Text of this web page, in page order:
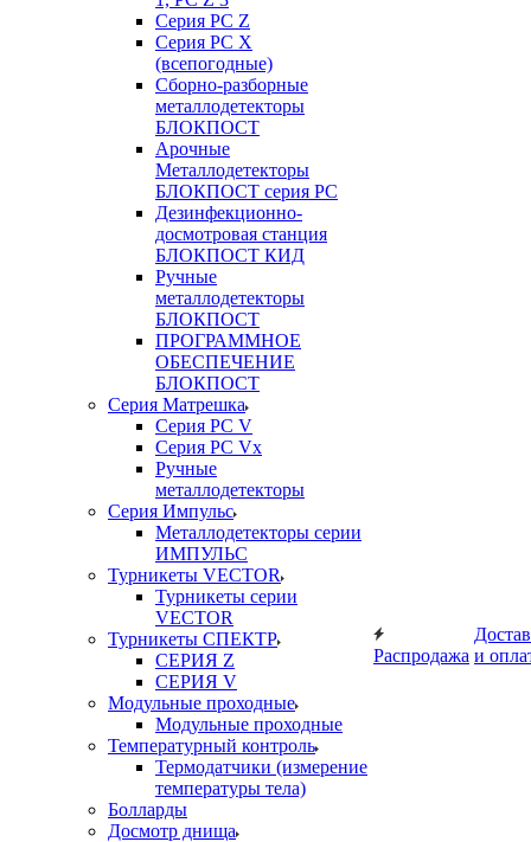
Серия РС Z
Серия РС X
(всепогодные)
Сборно-разборные
металлодетекторы
БЛОКПОСТ
Арочные
Металлодетекторы
БЛОКПОСТ серия РС
Дезинфекционно-
досмотровая станция
БЛОКПОСТ КИД
Ручные
металлодетекторы
БЛОКПОСТ
ПРОГРАММНОЕ
ОБЕСПЕЧЕНИЕ
БЛОКПОСТ
Серия Матрешка
Серия PC V
Серия PC Vx
Ручные
металлодетекторы
Серия Импульс
Металлодетекторы серии
ИМПУЛЬС
Турникеты VECTOR
Турникеты серии
VECTOR
Турникеты СПЕКТР
СЕРИЯ Z
СЕРИЯ V
Модульные проходные
Модульные проходные
Температурный контроль
Термодатчики (измерение
температуры тела)
Болларды
Досмотр днища
Распродажа и